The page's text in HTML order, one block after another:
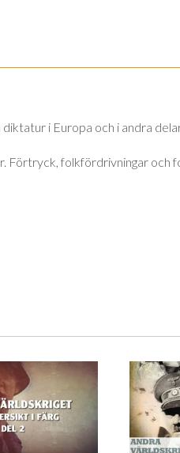
i Europa och i andra
Förtryck, folkfördrivningar och